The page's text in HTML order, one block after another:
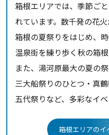
箱根エリアでは、季節ご
れています。数千発の花
箱根の夏祭りをはじめ、
温泉街を練り歩く秋の箱
また、湯河原最大の夏の
三大船祭りのひとつ・真
五代祭りなど、多彩なイ
箱根エリアのイ